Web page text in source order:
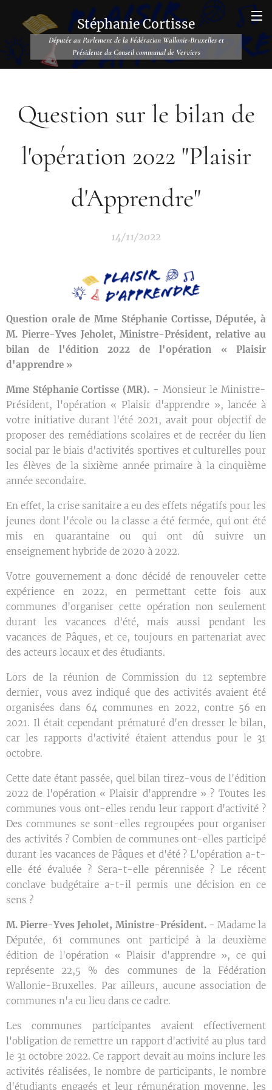
Stéphanie Cortisse
Députée au Parlement de la Fédération Wallonie-Bruxelles et
Présidente du Conseil communal de Verviers
Question sur le bilan de
l'opération 2022 "Plaisir
d'Apprendre"
14/11/2022
Question orale de Mme Stéphanie Cortisse, Députée, à
M. Pierre-Yves Jeholet, Ministre-Président, relative au
bilan de l'édition 2022 de l'opération « Plaisir
d'apprendre »
Mme Stéphanie Cortisse (MR). - Monsieur le Ministre-
Président, l'opération « Plaisir d'apprendre », lancée à
votre initiative durant l'été 2021, avait pour objectif de
proposer des remédiations scolaires et de recréer du lien
social par le biais d'activités sportives et culturelles pour
les élèves de la sixième année primaire à la cinquième
année secondaire.
En effet, la crise sanitaire a eu des effets négatifs pour les
jeunes dont l'école ou la classe a été fermée, qui ont été
mis en quarantaine ou qui ont dû suivre un
enseignement hybride de 2020 à 2022.
Votre gouvernement a donc décidé de renouveler cette
expérience en 2022, en permettant cette fois aux
communes d'organiser cette opération non seulement
durant les vacances d'été, mais aussi pendant les
vacances de Pâques, et ce, toujours en partenariat avec
des acteurs locaux et des étudiants.
Lors de la réunion de Commission du 12 septembre
dernier, vous avez indiqué que des activités avaient été
organisées dans 64 communes en 2022, contre 56 en
2021. Il était cependant prématuré d'en dresser le bilan,
car les rapports d'activité étaient attendus pour le 31
octobre.
Cette date étant passée, quel bilan tirez-vous de l'édition
2022 de l'opération « Plaisir d'apprendre » ? Toutes les
communes vous ont-elles rendu leur rapport d'activité ?
Des communes se sont-elles regroupées pour organiser
des activités ? Combien de communes ont-elles participé
durant les vacances de Pâques et d'été ? L'opération a-t-
elle été évaluée ? Sera-t-elle pérennisée ? Le récent
conclave budgétaire a-t-il permis une décision en ce
sens ?
M. Pierre-Yves Jeholet, Ministre-Président. - Madame la
Députée, 61 communes ont participé à la deuxième
édition de l'opération « Plaisir d'apprendre », ce qui
représente 22,5 % des communes de la Fédération
Wallonie-Bruxelles. Par ailleurs, aucune association de
communes n'a eu lieu dans ce cadre.
Les communes participantes avaient effectivement
l'obligation de remettre un rapport d'activité au plus tard
le 31 octobre 2022. Ce rapport devait au moins inclure les
activités réalisées, le nombre de participants, le nombre
d'étudiants engagés et leur rémunération moyenne, les